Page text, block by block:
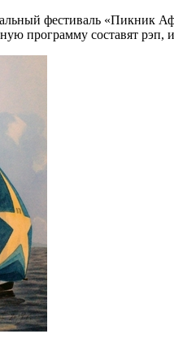
фестиваль «Пикник
программу составят рэп,